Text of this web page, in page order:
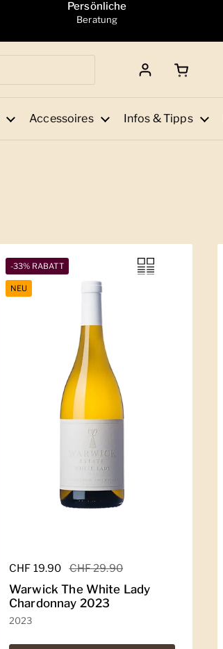
Persönliche
Beratung
Accessoires Infos & Tipps
Regulärer Preis
CHF 19.90 Sale-Preis
CHF 29.90
Warwick The White Lady
Chardonnay 2023
2023
-33% RABATT
NEU